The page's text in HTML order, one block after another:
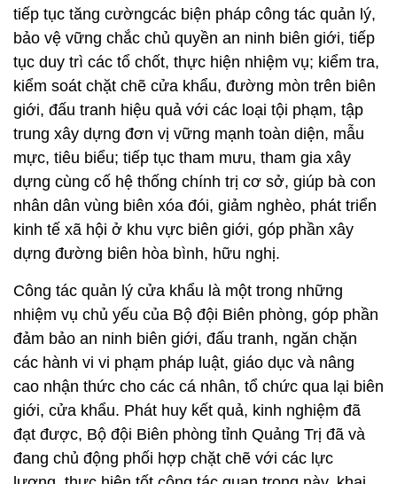
tiếp tục tăng cườngcác biện pháp công tác quản lý,
bảo vệ vững chắc chủ quyền an ninh biên giới, tiếp
tục duy trì các tổ chốt, thực hiện nhiệm vụ; kiểm tra,
kiểm soát chặt chẽ cửa khẩu, đường mòn trên biên
giới, đấu tranh hiệu quả với các loại tội phạm, tập
trung xây dựng đơn vị vững mạnh toàn diện, mẫu
mực, tiêu biểu; tiếp tục tham mưu, tham gia xây
dựng cùng cố hệ thống chính trị cơ sở, giúp bà con
nhân dân vùng biên xóa đói, giảm nghèo, phát triển
kinh tế xã hội ở khu vực biên giới, góp phần xây
dựng đường biên hòa bình, hữu nghị.
Công tác quản lý cửa khẩu là một trong những
nhiệm vụ chủ yếu của Bộ đội Biên phòng, góp phần
đảm bảo an ninh biên giới, đấu tranh, ngăn chặn
các hành vi vi phạm pháp luật, giáo dục và nâng
cao nhận thức cho các cá nhân, tổ chức qua lại biên
giới, cửa khẩu. Phát huy kết quả, kinh nghiệm đã
đạt được, Bộ đội Biên phòng tỉnh Quảng Trị đã và
đang chủ động phối hợp chặt chẽ với các lực